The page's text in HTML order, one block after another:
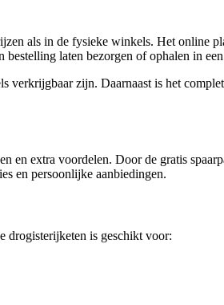
als in de fysieke winkels. Het online
laten bezorgen of ophalen in
verkrijgbaar zijn. Daarnaast is het
en extra voordelen. Door de gratis
en persoonlijke aanbiedingen.
is geschikt voor: